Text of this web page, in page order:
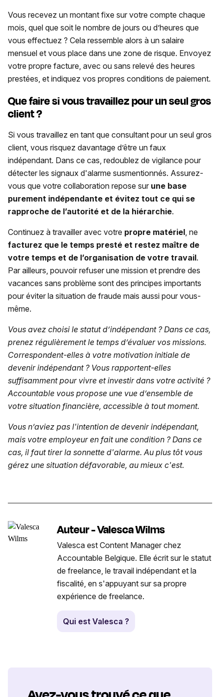
Vous recevez un montant fixe sur votre compte chaque
mois, quel que soit le nombre de jours ou d’heures que
vous effectuez ? Cela ressemble alors à un salaire
mensuel et vous place dans une zone de risque. Envoyez
votre propre facture, avec ou sans relevé des heures
prestées, et indiquez vos propres conditions de paiement.
Que faire si vous travaillez pour un seul gros
client ?
Si vous travaillez en tant que consultant pour un seul gros
client, vous risquez davantage d’être un faux
indépendant. Dans ce cas, redoublez de vigilance pour
détecter les signaux d'alarme susmentionnés. Assurez-
vous que votre collaboration repose sur une base
purement indépendante et évitez tout ce qui se
rapproche de l’autorité et de la hiérarchie.
Continuez à travailler avec votre propre matériel, ne
facturez que le temps presté et restez maître de
votre temps et de l’organisation de votre travail.
Par ailleurs, pouvoir refuser une mission et prendre des
vacances sans problème sont des principes importants
pour éviter la situation de fraude mais aussi pour vous-
même.
Vous avez choisi le statut d’indépendant ? Dans ce cas,
prenez régulièrement le temps d’évaluer vos missions.
Correspondent-elles à votre motivation initiale de
devenir indépendant ? Vous rapportent-elles
suffisamment pour vivre et investir dans votre activité ?
Accountable vous propose une vue d’ensemble de
votre situation financière, accessible à tout moment.
Vous n’aviez pas l'intention de devenir indépendant,
mais votre employeur en fait une condition ? Dans ce
cas, il faut tirer la sonnette d'alarme. Au plus tôt vous
gérez une situation défavorable, au mieux c'est.
Auteur - Valesca Wilms
Valesca est Content Manager chez
Accountable Belgique. Elle écrit sur le statut
de freelance, le travail indépendant et la
fiscalité, en s'appuyant sur sa propre
expérience de freelance.
Qui est Valesca ?